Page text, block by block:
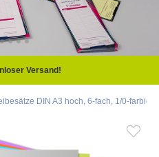
DIN A3 hoch, 6-fach, 1/0-farbig